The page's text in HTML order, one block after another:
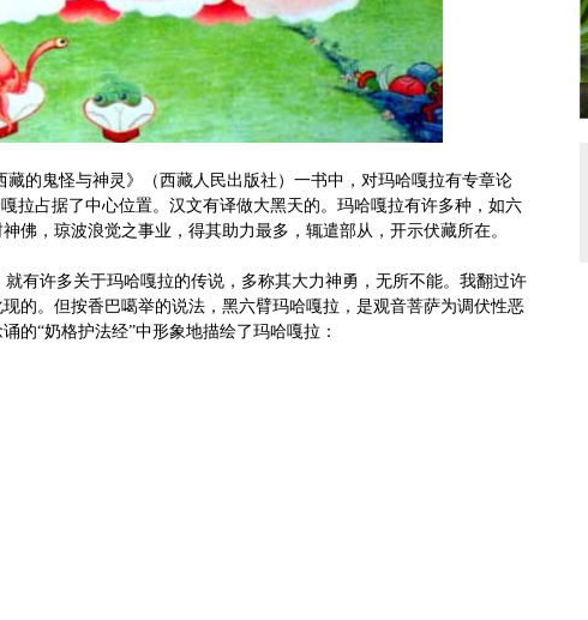
的鬼怪与神灵》（西藏人民出版社）一书中，对玛哈嘎拉有专章论
拉占据了中心位置。汉文有译做大黑天的。玛哈嘎拉有许多种，如六
佛，琼波浪觉之事业，得其助力最多，辄遣部从，开示伏藏所在。
有许多关于玛哈嘎拉的传说，多称其大力神勇，无所不能。我翻过许
的。但按香巴噶举的说法，黑六臂玛哈嘎拉，是观音菩萨为调伏性恶
的“奶格护法经”中形象地描绘了玛哈嘎拉：